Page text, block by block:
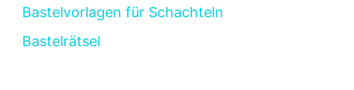
Bastelvorlagen für Schachteln
Bastelrätsel